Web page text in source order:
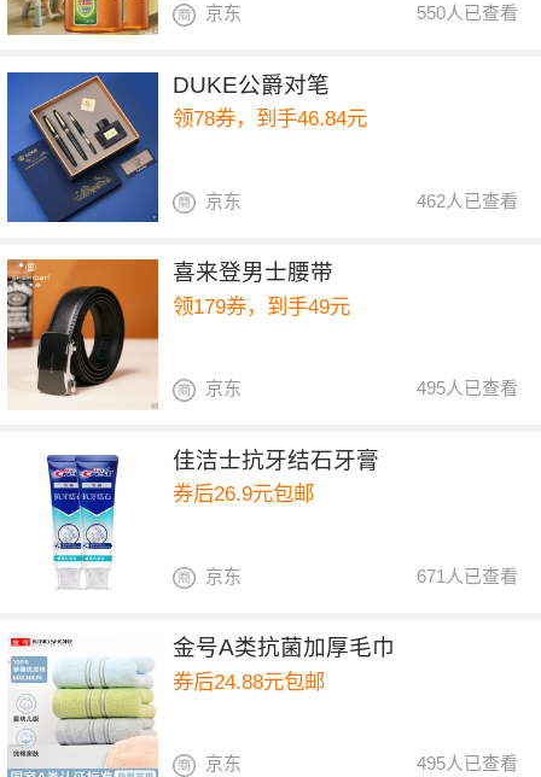
550人已查看
京东
DUKE公爵对笔
领78券，到手46.84元
462人已查看
京东
喜来登男士腰带
领179券，到手49元
495人已查看
京东
佳洁士抗牙结石牙膏
券后26.9元包邮
671人已查看
京东
金号A类抗菌加厚毛巾
券后24.88元包邮
495人已查看
京东